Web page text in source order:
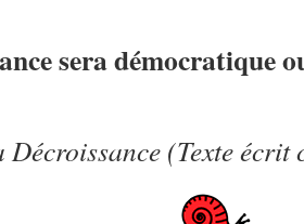
sera démocratique
(Texte écrit